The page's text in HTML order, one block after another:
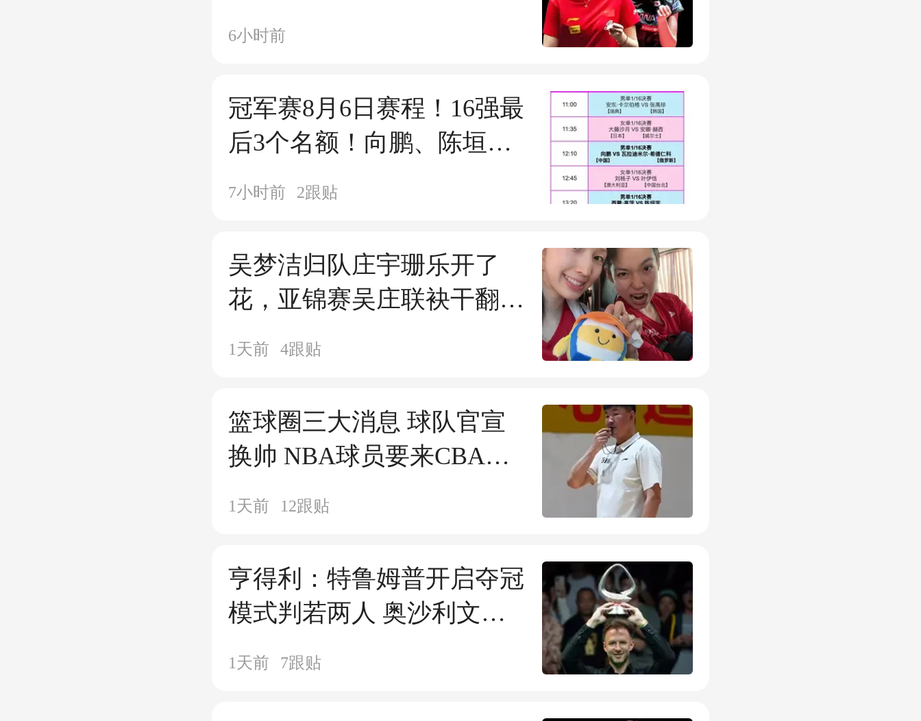
对决张本美和
6小时前
冠军赛8月6日赛程！16强最
后3个名额！向鹏、陈垣宇
迎来两场硬仗
7小时前 2跟贴
吴梦洁归队庄宇珊乐开了
花，亚锦赛吴庄联袂干翻小
日子夺冠无忧
1天前 4跟贴
篮球圈三大消息 球队官宣
换帅 NBA球员要来CBA打
球 韩旭登顶第一
1天前 12跟贴
亨得利：特鲁姆普开启夺冠
模式判若两人 奥沙利文两
极分化难圆好
1天前 7跟贴